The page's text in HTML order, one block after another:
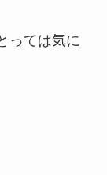
っては気に